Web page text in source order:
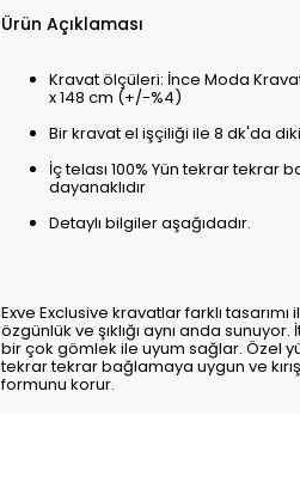
Ürün Açıklaması
Kravat ölçüleri: İnce Moda
x 148 cm (+/-%4)
Bir kravat el işçiliği ile 8 dk'da
İç telası 100% Yün tekrar tekrar
dayanaklıdır
Detaylı bilgiler aşağıdadır.
Exve Exclusive kravatlar farklı tasarımı
özgünlük ve şıklığı aynı anda
bir çok gömlek ile uyum sağlar. Özel
tekrar tekrar bağlamaya uygun ve
formunu korur.